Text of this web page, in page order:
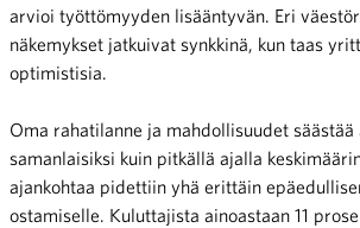
arvioi työttömyyden lisääntyvän. Eri
näkemykset jatkuivat synkkinä, kun taas
optimistisia.
Oma rahatilanne ja mahdollisuudet
samanlaisiksi kuin pitkällä ajalla
ajankohtaa pidettiin yhä erittäin
ostamiselle. Kuluttajista ainoastaan 11